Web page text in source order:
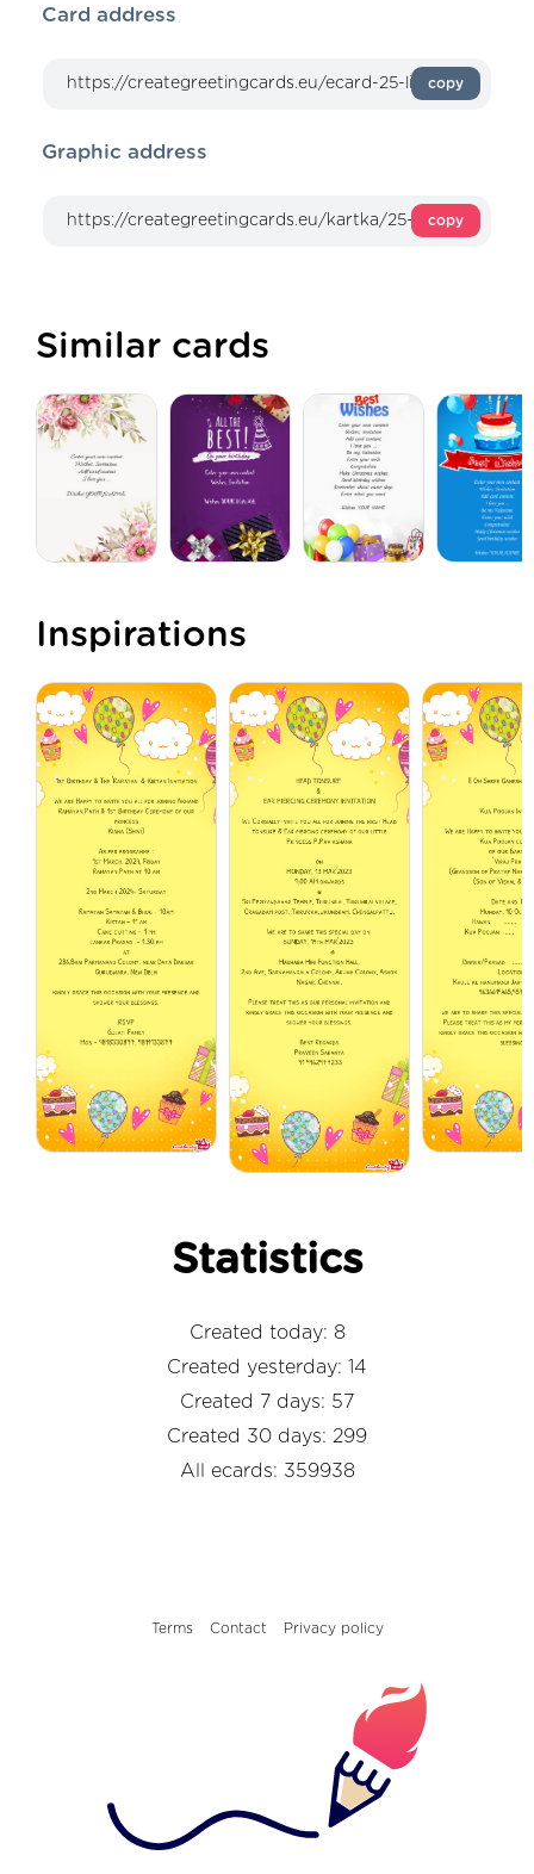
Card address
copy
Graphic address
copy
Similar cards
Inspirations
Statistics
Created today: 8
Created yesterday: 14
Created 7 days: 57
Created 30 days: 299
All ecards: 359938
Terms Contact Privacy policy